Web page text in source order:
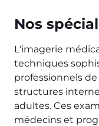
Nos
L'imagerie
techniques
professionnels
structures
adultes. Ces
médecins et